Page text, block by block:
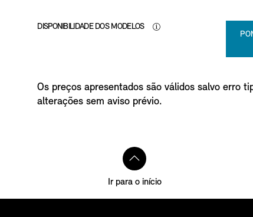
DISPONIBILIDADE DOS MODELOS
Os preços apresentados são válidos salvo erro
alterações sem aviso prévio.
Ir para o início